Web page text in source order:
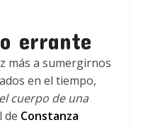
errante
más a sumergirnos
en el tiempo,
cuerpo de una
de Constanza